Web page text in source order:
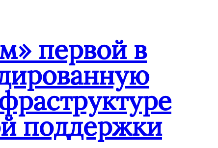
первой в
поддержки